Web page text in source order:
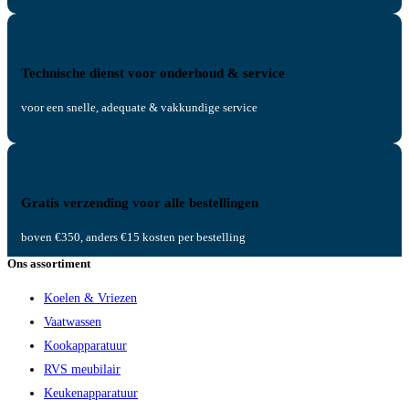
Technische dienst voor onderhoud & service
voor een snelle, adequate & vakkundige service
Gratis verzending voor alle bestellingen
boven €350, anders €15 kosten per bestelling
Ons assortiment
Koelen & Vriezen
Vaatwassen
Kookapparatuur
RVS meubilair
Keukenapparatuur